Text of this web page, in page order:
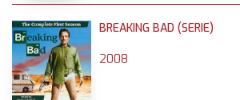
BREAKING BAD (SERIE)
2008